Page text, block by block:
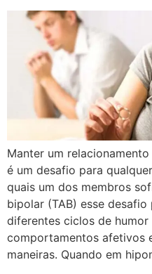
Manter um
é um desafio para
quais um dos membros
bipolar (TAB) esse
diferentes ciclos de
comportamentos afetivos
maneiras. Quando em